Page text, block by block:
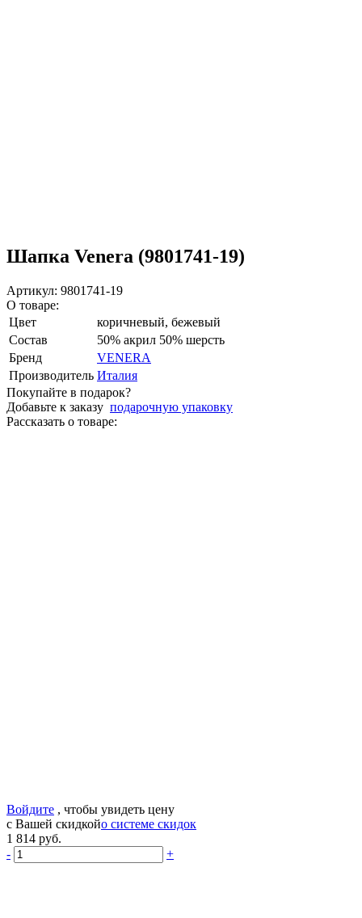
Шапка Venera (9801741-19)
Артикул: 9801741-19
О товаре:
Цвет
коричневый, бежевый
Состав
50% акрил 50% шерсть
Бренд
VENERA
Производитель Италия
Покупайте в подарок?
Добавьте к заказу подарочную упаковку
Рассказать о товаре:
Войдите , чтобы увидеть цену
с Вашей скидкойо системе скидок
1 814 руб.
-
+